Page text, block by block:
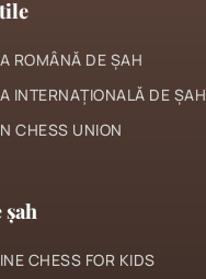
ROMÂNĂ DE ȘAH
INTERNAȚIONALĂ DE ȘAH
CHESS UNION
CHESS FOR KIDS